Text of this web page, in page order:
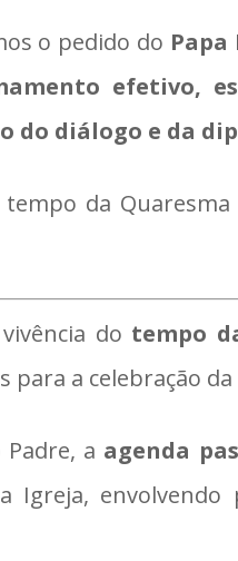
o pedido do Papa
efetivo,
do diálogo e da
da
do tempo
para a celebração da
a agenda
envolvendo